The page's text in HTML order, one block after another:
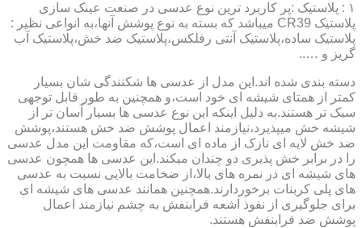
۱ : پلاستیک :پر کاربرد ترین نوع عدسی در صنعت عینک سازی
پلاستیک CR39 میباشد که بسته به نوع پوشش آنها،به انواعی نظیر :
پلاستیک ساده،پلاستیک آنتی رفلکس،پلاستیک ضد خش،پلاستیک آب
گریز و …..
دسته بندی شده اند.این مدل از عدسی ها شکنندگی شان بسیار
کمتر از همتای شیشه ای خود است،و همچنین به طور قابل توجهی
سبک تر هستند.به دلیل اینکه این نوع عدسی ها بسیار آسان تر از
شیشه خش میپذیرد،نیازمند اعمال پوشش ضد خش هستند،پوشش
ضد خش لایه ای نازک از ماده ای است،که مقاومت این مدل عدسی
را در برابر خش پذیری دو چندان میکند.این عدسی ها همچون عدسی
های شیشه ای در نمره های بالا،از ضخامت بالایی نسبت به عدسی
های پلی کربنات برخوردارند.همچنین همانند عدسی های شیشه ای
برای جلوگیری از نفوذ اشعه فرابنفش به چشم نیازمند اعمال
پوشش ضد فرابنفش هستند.